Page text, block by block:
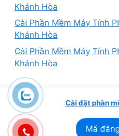
Khánh Hòa
Cài Phần Mềm Máy Tính
Khánh Hòa
Cài Phần Mềm Máy Tính
Khánh Hòa
Cài đặt phần
Mã